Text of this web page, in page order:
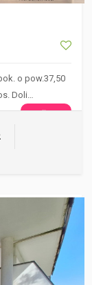
o pow.37,50
Doli…
WIĘCEJ